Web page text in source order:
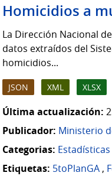
Homicidios a
La Dirección Nacional
datos extraídos del
homicidios...
JSON XML XLSX
Última actualización:
Publicador: Ministerio
Categorias: Estadísticas
Etiquetas: 5toPlanGA ,